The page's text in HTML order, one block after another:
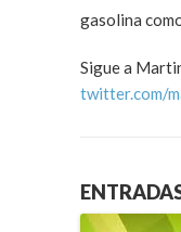
gasolina
Sigue a
twitter.com/